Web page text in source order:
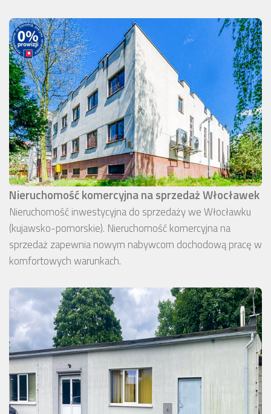
Nieruchomość komercyjna na sprzedaż Włocławek
Nieruchomość inwestycyjna do sprzedaży we Włocławku
(kujawsko-pomorskie). Nieruchomość komercyjna na
sprzedaż zapewnia nowym nabywcom dochodową pracę w
komfortowych warunkach.